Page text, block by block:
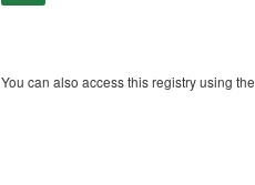
You can also access this registry using the